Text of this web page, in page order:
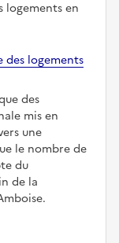
en
des logements
des
mis en
une
le nombre de
du
de la